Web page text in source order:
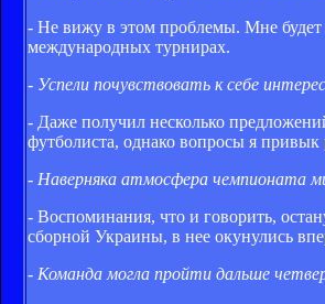
- Не вижу в этом проблемы. Мне будет
международных турнирах.
- Успели почувствовать к себе
- Даже получил несколько
футболиста, однако вопросы я
- Наверняка атмосфера чемпионата
- Воспоминания, что и говорить,
сборной Украины, в нее окунулись
- Команда могла пройти дальше